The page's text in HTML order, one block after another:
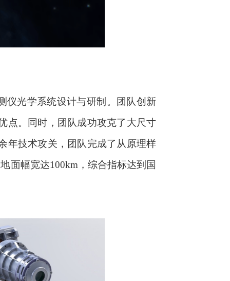
仪光学系统设计与研制。团队创新
点。同时 ，团队成功攻克了大尺寸
年技术攻关，团队完成了从原理样
面幅宽达100km，综合指标达到国